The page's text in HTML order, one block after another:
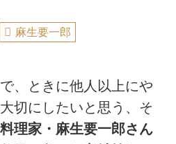
麻生要一郎
、ときに他人以上にや
切にしたいと思う、そ
料理家・麻生要一郎さん